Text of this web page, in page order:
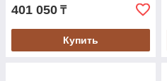
401 050 ₸
Купить